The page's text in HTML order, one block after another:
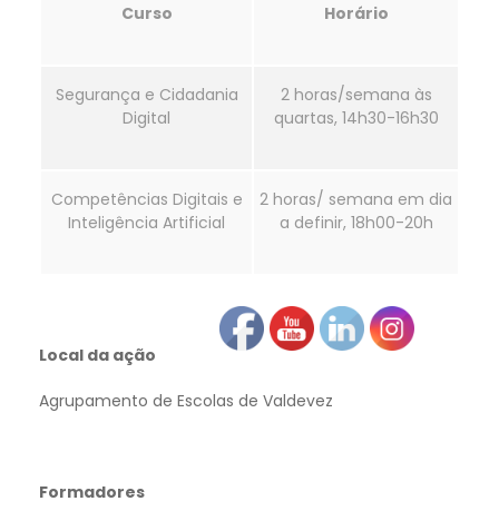
Curso Horário
Segurança e Cidadania
Digital
2 horas/semana às
quartas, 14h30-16h30
Competências Digitais e
Inteligência Artificial
2 horas/ semana em dia
a definir, 18h00-20h
Local da ação
Agrupamento de Escolas de Valdevez
Formadores